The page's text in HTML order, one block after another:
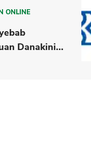
ONLINE
Danakini...